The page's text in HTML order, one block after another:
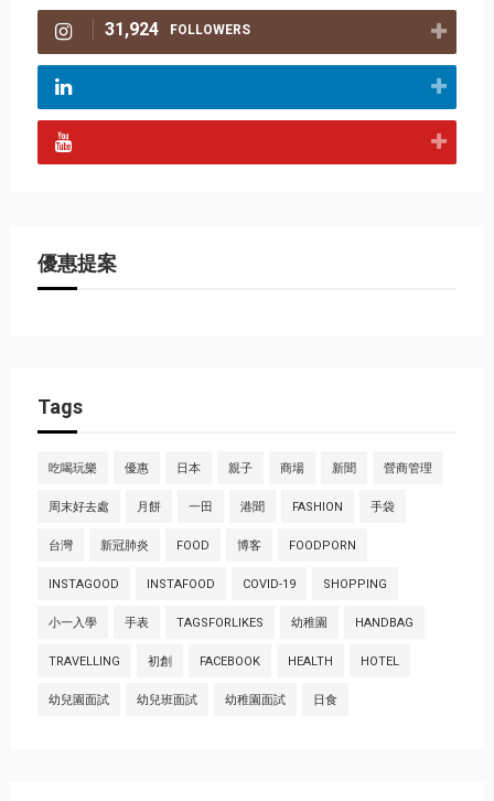
31,924 FOLLOWERS
優惠提案
Tags
吃喝玩樂 優惠 日本 親子 商場 新聞 營商管理
周末好去處 月餅 一田 港聞 FASHION 手袋
台灣 新冠肺炎 FOOD 博客 FOODPORN
INSTAGOOD INSTAFOOD COVID-19 SHOPPING
小一入學 手表 TAGSFORLIKES 幼稚園 HANDBAG
TRAVELLING 初創 FACEBOOK HEALTH HOTEL
幼兒園面試 幼兒班面試 幼稚園面試 日食